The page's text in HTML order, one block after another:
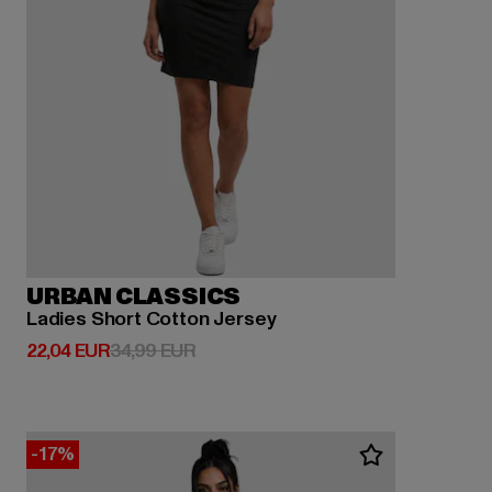
URBAN CLASSICS
Ladies Short Cotton Jersey
22,04 EUR
Derzeitiger Preis: 22,04 EUR
34,99 EURAktionspreis: 34,99 EUR
-17%